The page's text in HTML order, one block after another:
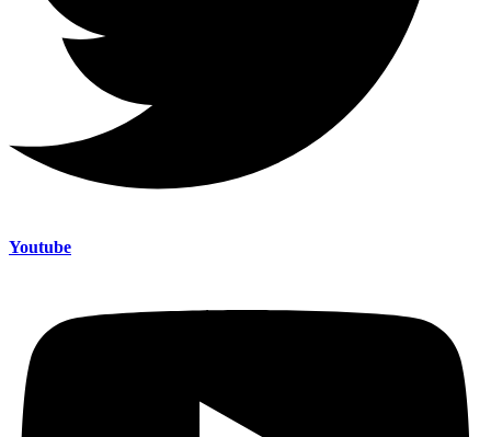
Youtube